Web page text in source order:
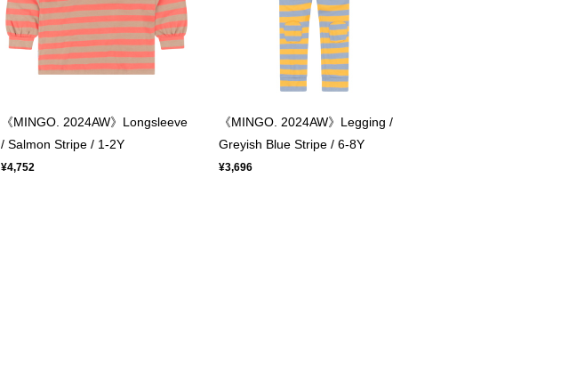
《MINGO. 2024AW》Longsleeve
/ Salmon Stripe / 1-2Y
¥4,752
《MINGO. 2024AW》Legging /
Greyish Blue Stripe / 6-8Y
¥3,696